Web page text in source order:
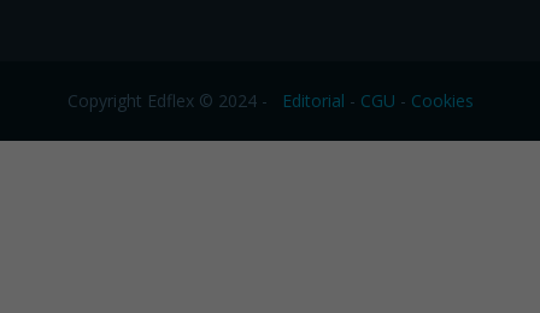
Copyright Edflex © 2024 - Editorial - CGU - Cookies